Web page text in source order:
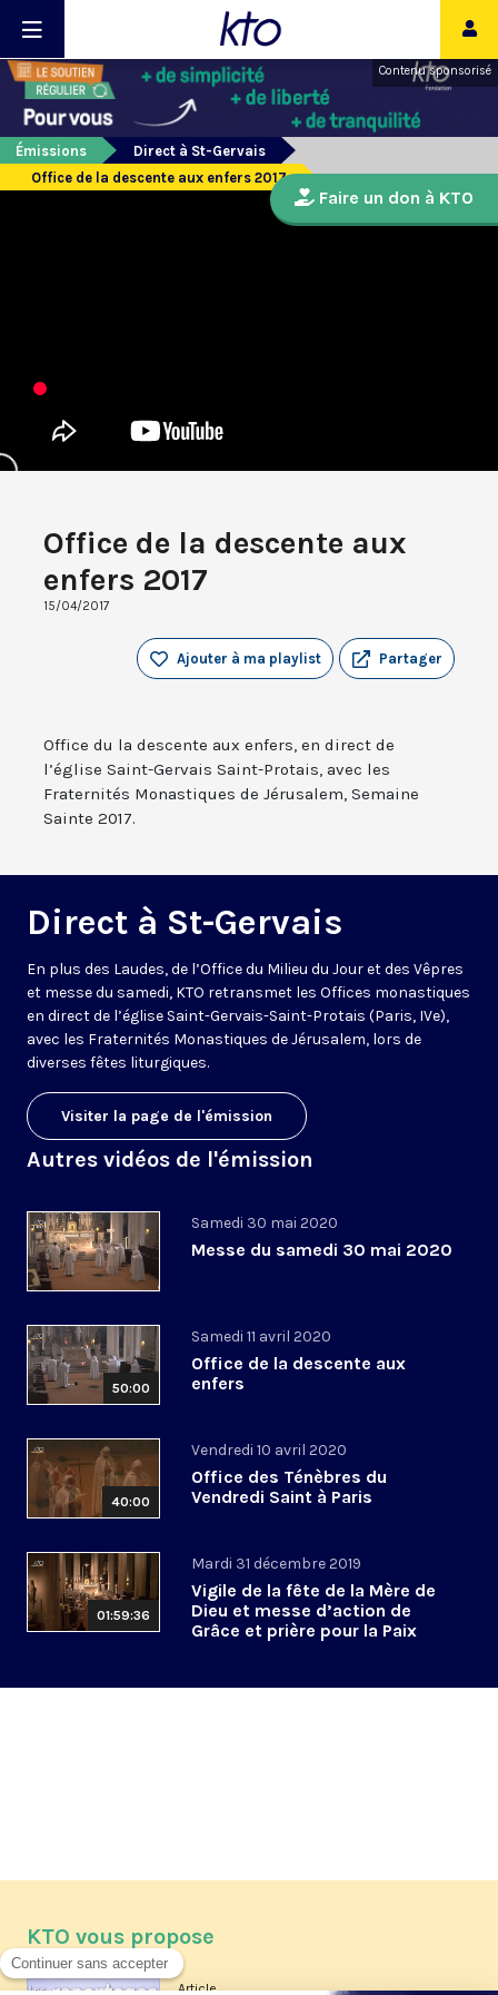
Contenu sponsorisé
Émissions
Direct à St-Gervais
Office de la descente aux enfers 2017
Office de la descente aux
enfers 2017
15/04/2017
Partager
Ajouter à ma playlist
Office du la descente aux enfers, en direct de
l’église Saint-Gervais Saint-Protais, avec les
Fraternités Monastiques de Jérusalem, Semaine
Sainte 2017.
Direct à St-Gervais
En plus des Laudes, de l’Office du Milieu du Jour et des Vêpres
et messe du samedi, KTO retransmet les Offices monastiques
en direct de l’église Saint-Gervais-Saint-Protais (Paris, IVe),
avec les Fraternités Monastiques de Jérusalem, lors de
diverses fêtes liturgiques.
Visiter la page de l'émission
Autres vidéos de l'émission
Samedi 30 mai 2020
Messe du samedi 30 mai 2020
50:00
Samedi 11 avril 2020
Office de la descente aux
enfers
40:00
Vendredi 10 avril 2020
Office des Ténèbres du
Vendredi Saint à Paris
01:59:36
Mardi 31 décembre 2019
Vigile de la fête de la Mère de
Dieu et messe d’action de
Grâce et prière pour la Paix
Faire un don à KTO
KTO vous propose
Article